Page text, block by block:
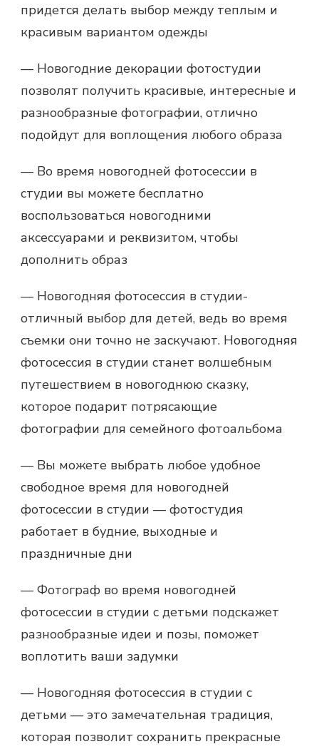
придется делать выбор между теплым и
красивым вариантом одежды
— Новогодние декорации фотостудии
позволят получить красивые, интересные и
разнообразные фотографии, отлично
подойдут для воплощения любого образа
— Во время новогодней фотосессии в
студии вы можете бесплатно
воспользоваться новогодними
аксессуарами и реквизитом, чтобы
дополнить образ
— Новогодняя фотосессия в студии-
отличный выбор для детей, ведь во время
съемки они точно не заскучают. Новогодняя
фотосессия в студии станет волшебным
путешествием в новогоднюю сказку,
которое подарит потрясающие
фотографии для семейного фотоальбома
— Вы можете выбрать любое удобное
свободное время для новогодней
фотосессии в студии — фотостудия
работает в будние, выходные и
праздничные дни
— Фотограф во время новогодней
фотосессии в студии с детьми подскажет
разнообразные идеи и позы, поможет
воплотить ваши задумки
— Новогодняя фотосессия в студии с
детьми — это замечательная традиция,
которая позволит сохранить прекрасные